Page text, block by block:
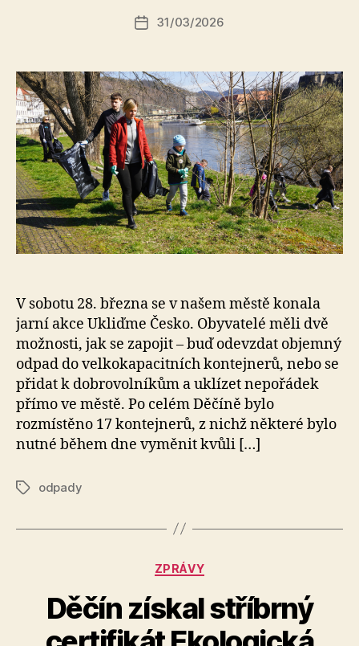
Autor
a
s
o
Datum
31/03/2026
V sobotu 28. března se v našem městě konala
jarní akce Ukliďme Česko. Obyvatelé měli dvě
možnosti, jak se zapojit – buď odevzdat objemný
odpad do velkokapacitních kontejnerů, nebo se
přidat k dobrovolníkům a uklízet nepořádek
přímo ve městě. Po celém Děčíně bylo
rozmístěno 17 kontejnerů, z nichž některé bylo
nutné během dne vyměnit kvůli […]
Štítkyodpady
Rubriky
ZPRÁVY
Děčín získal stříbrný